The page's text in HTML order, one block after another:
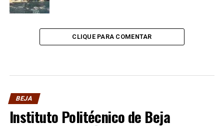
CLIQUE PARA COMENTAR
BEJA
Instituto Politécnico de Beja